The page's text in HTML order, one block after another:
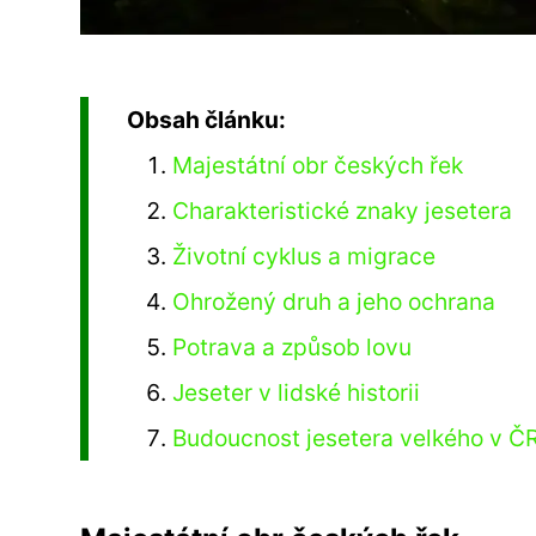
Obsah článku:
Majestátní obr českých řek
Charakteristické znaky jesetera
Životní cyklus a migrace
Ohrožený druh a jeho ochrana
Potrava a způsob lovu
Jeseter v lidské historii
Budoucnost jesetera velkého v